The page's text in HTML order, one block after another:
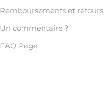
Remboursements et retours
Un commentaire ?
FAQ Page